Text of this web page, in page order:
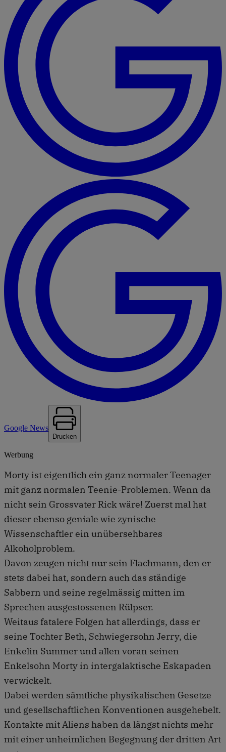
Google News
Drucken
Werbung
Morty ist eigentlich ein ganz normaler Teenager
mit ganz normalen Teenie-Problemen. Wenn da
nicht sein Grossvater Rick wäre! Zuerst mal hat
dieser ebenso geniale wie zynische
Wissenschaftler ein unübersehbares
Alkoholproblem.
Davon zeugen nicht nur sein Flachmann, den er
stets dabei hat, sondern auch das ständige
Sabbern und seine regelmässig mitten im
Sprechen ausgestossenen Rülpser.
Weitaus fatalere Folgen hat allerdings, dass er
seine Tochter Beth, Schwiegersohn Jerry, die
Enkelin Summer und allen voran seinen
Enkelsohn Morty in intergalaktische Eskapaden
verwickelt.
Dabei werden sämtliche physikalischen Gesetze
und gesellschaftlichen Konventionen ausgehebelt.
Kontakte mit Aliens haben da längst nichts mehr
mit einer unheimlichen Begegnung der dritten Art